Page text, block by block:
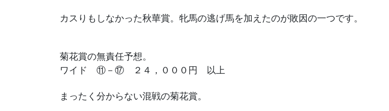
カスりもしなかった秋華賞。牝馬の逃げ馬を加えたのが敗因の一つです。
菊花賞の無責任予想。
ワイド ⑪－⑰ ２４，０００円 以上
まったく分からない混戦の菊花賞。